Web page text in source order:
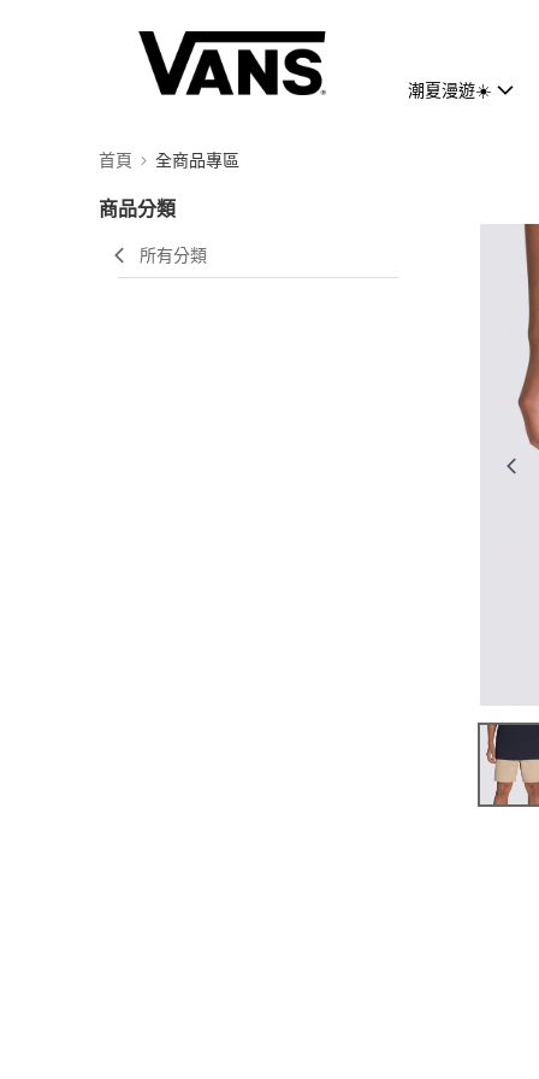
潮夏漫遊☀️
首頁 全商品專區
商品分類
所有分類